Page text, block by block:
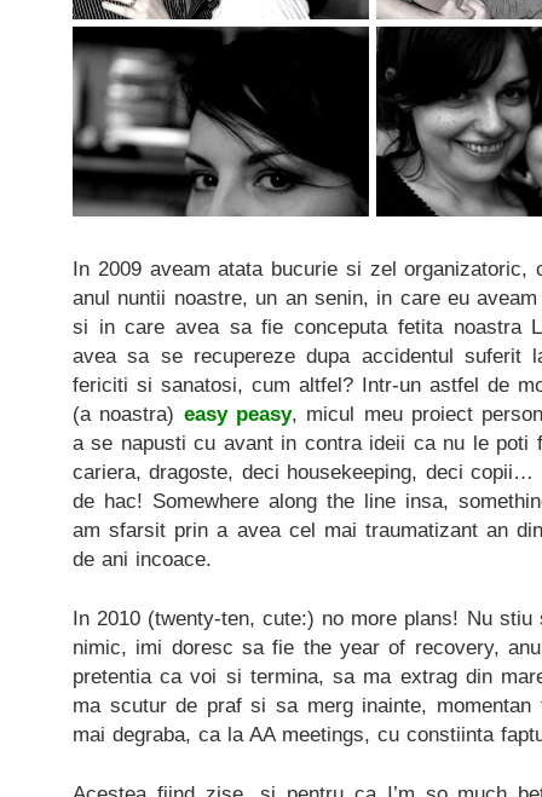
In 2009 aveam atata bucurie si zel organizatoric,
anul nuntii noastre, un an senin, in care eu
si in care avea sa fie conceputa fetita noastra
avea sa se recupereze dupa accidentul
fericiti si sanatosi, cum altfel? Intr-un astfel de
(a noastra) easy peasy, micul meu proiect
a se napusti cu avant in contra ideii ca nu le poti
cariera, dragoste, deci housekeeping, deci copii…
de hac! Somewhere along the line insa,
am sfarsit prin a avea cel mai traumatizant an
de ani incoace.
In 2010 (twenty-ten, cute:) no more plans! Nu
nimic, imi doresc sa fie the year of recovery,
pretentia ca voi si termina, sa ma extrag din
ma scutur de praf si sa merg inainte,
mai degraba, ca la AA meetings, cu constiinta